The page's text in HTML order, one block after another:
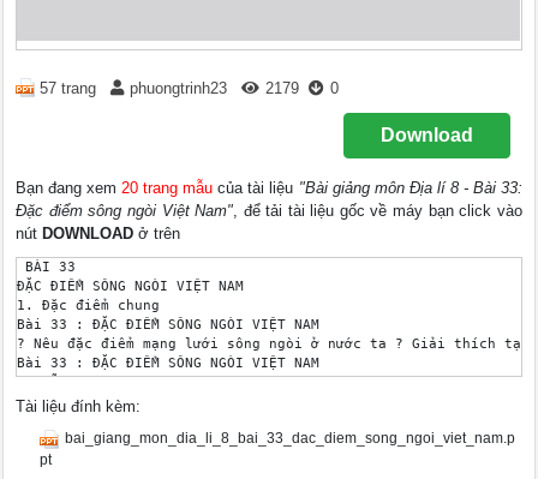
57 trang phuongtrinh23 2179 0
Download
Bạn đang xem20 trang mẫu của tài liệu "Bài giảng môn Địa lí 8 - Bài 33:
Đặc điểm sông ngòi Việt Nam", để tải tài liệu gốc về máy bạn click vào
nút DOWNLOAD ở trên
BÀI 33
ĐẶC ĐIỂM SÔNG NGÒI VIỆT NAM
1. Đặc điểm chung
Bài 33 : ĐẶC ĐIỂM SÔNG NGÒI VIỆT NAM
? Nêu đặc điểm mạng lưới sông ngòi ở nước ta ? Giải thích
Bài 33 : ĐẶC ĐIỂM SÔNG NGÒI VIỆT NAM
S. BẾN HẢI
S. THU BỒN
- Mạng lưới sông ngòi dày đặc, phân bố rộng khắp trên phạm
Tài liệu đính kèm:
bai_giang_mon_dia_li_8_bai_33_dac_diem_song_ngoi_viet_nam.p
pt